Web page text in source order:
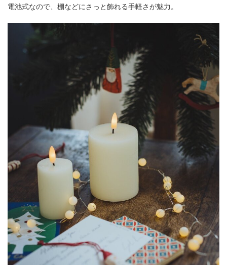
電池式なので、棚などにさっと飾れる手軽さが魅力。